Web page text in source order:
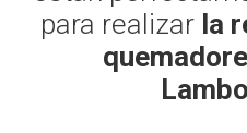
para realizar la